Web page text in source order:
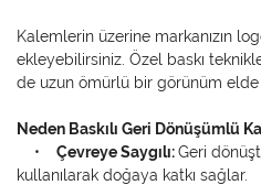
Kalemlerin üzerine markanızın
ekleyebilirsiniz. Özel baskı
de uzun ömürlü bir görünüm elde
Neden Baskılı Geri Dönüşümlü
•
Çevreye Saygılı:Geri
kullanılarak doğaya katkı sağlar.